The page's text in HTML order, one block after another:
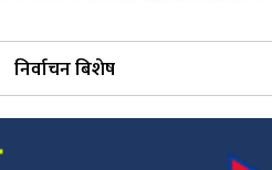
निर्वाचन बिशेष